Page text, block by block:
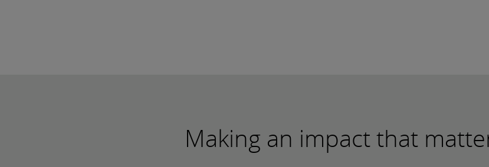
Making an impact that